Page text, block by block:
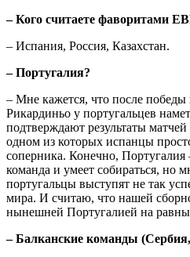
– Кого считаете фаворитами
– Испания, Россия, Казахстан.
– Португалия?
– Мне кажется, что после
Рикардиньо у португальцев
подтверждают результаты
одном из которых испанцы
соперника. Конечно, Португалия
команда и умеет собираться, но
португальцы выступят не так
мира. И считаю, что нашей
нынешней Португалией на
– Балканские команды